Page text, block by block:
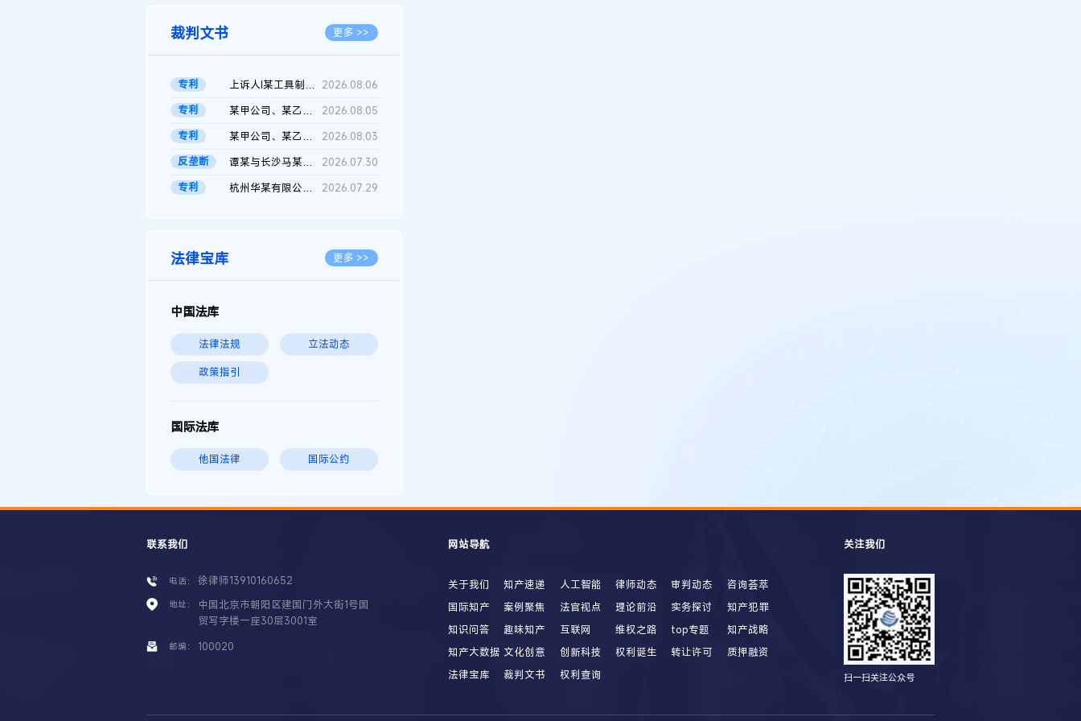
裁判文书 更多 >>
专利 上诉人I某工具制品有限公司与被上诉人程某及一审被告中华人民共和...
2026.08.06
专利
某甲公司、某乙公司、某丙公司申请诉前行为保全复议裁定书
2026.08.05
专利
某甲公司、某乙公司、官某与某丙公司专利申请权权属纠纷 二审判决...
2026.08.03
反垄断
谭某与长沙马某堆农产品股份有限公司滥用市场支配地位纠纷二审裁...
2026.07.30
专利
杭州华某有限公司与菲某有限公司侵害发明专利权纠纷 2026.07.29
法律宝库 更多 >>
中国法库
法律法规 立法动态
政策指引
国际法库
他国法律 国际公约
联系我们
电话： 徐律师13910160652
地址：
中国北京市朝阳区建国门外大街1号国
贸写字楼一座30层3001室
邮编： 100020
网站导航
关于我们 知产速递 人工智能 律师动态 审判动态
咨询荟萃
国际知产
案例聚焦 法官视点 理论前沿 实务探讨
知产犯罪
知识问答
趣味知产 互联网 维权之路 top专题
知产战略
知产大数据 文化创意 创新科技 权利诞生 转让许可
质押融资
法律宝库
裁判文书 权利查询
关注我们
扫一扫关注公众号